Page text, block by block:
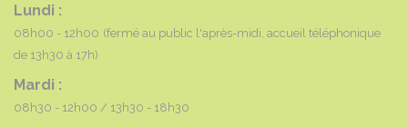
Lundi :
08h00 - 12h00 (fermé au public l'après-midi, accueil téléphonique
de 13h30 à 17h)
Mardi :
08h30 - 12h00 13h30 - 18h30